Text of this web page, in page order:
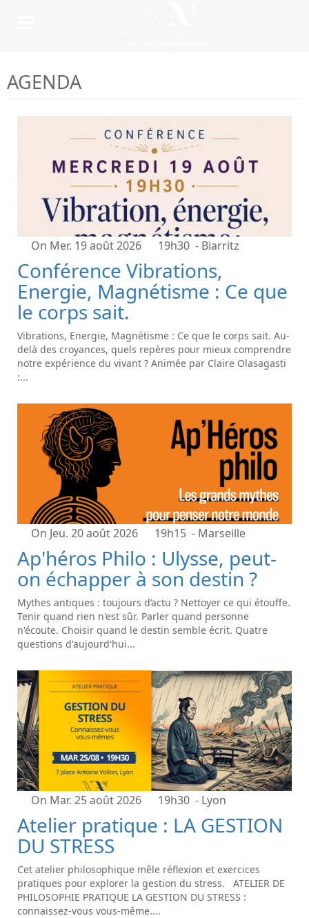
AGENDA
On Mer. 19 août 2026 19h30 - Biarritz
Conférence Vibrations,
Energie, Magnétisme : Ce que
le corps sait.
Vibrations, Energie, Magnétisme : Ce que le corps sait. Au-
delà des croyances, quels repères pour mieux comprendre
notre expérience du vivant ? Animée par Claire Olasagasti
:...
On Jeu. 20 août 2026 19h15 - Marseille
Ap'héros Philo : Ulysse, peut-
on échapper à son destin ?
Mythes antiques : toujours d’actu ? Nettoyer ce qui étouffe.
Tenir quand rien n'est sûr. Parler quand personne
n'écoute. Choisir quand le destin semble écrit. Quatre
questions d'aujourd'hui...
On Mar. 25 août 2026 19h30 - Lyon
Atelier pratique : LA GESTION
DU STRESS
Cet atelier philosophique mêle réflexion et exercices
pratiques pour explorer la gestion du stress. ATELIER DE
PHILOSOPHIE PRATIQUE LA GESTION DU STRESS :
connaissez-vous vous-même....